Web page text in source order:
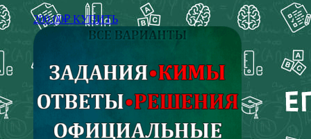
200.00₽ КУПИТЬ